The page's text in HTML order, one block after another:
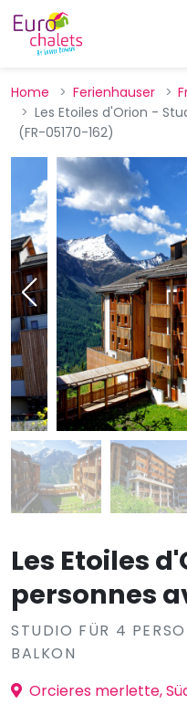
Home Ferienhauser
Les Etoiles d'Orion -
(FR-05170-162)
Les Etoiles
personnes
STUDIO FÜR 4
BALKON
Orcieres merlette,